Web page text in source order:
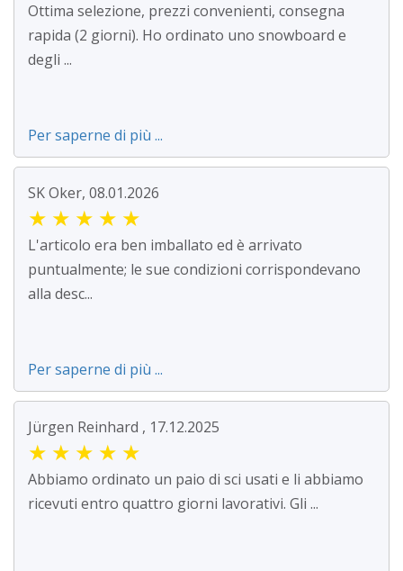
Ottima selezione, prezzi convenienti, consegna
rapida (2 giorni). Ho ordinato uno snowboard e
degli ...
Per saperne di più ...
SK Oker, 08.01.2026
★ ★ ★ ★ ★
L'articolo era ben imballato ed è arrivato
puntualmente; le sue condizioni corrispondevano
alla desc...
Per saperne di più ...
Jürgen Reinhard , 17.12.2025
★ ★ ★ ★ ★
Abbiamo ordinato un paio di sci usati e li abbiamo
ricevuti entro quattro giorni lavorativi. Gli ...